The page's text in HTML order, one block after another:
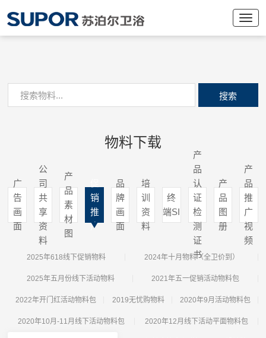
搜索
物料下载
广
告
画
面
公
司
共
享
资
料
产
品
素
材
图
销
推
广
品
牌
画
面
培
训
资
料
终
端SI
产
品
认
证
检
测
证
书
产
品
图
册
产
品
推
广
视
频
2025年618线下促销物料 2024年十月物料（全卫价到）
2025年五月份线下活动物料 2021年五一促销活动物料包
2022年开门红活动物料包 2019无忧购物料 2020年9月活动物料包
2020年10月-11月线下活动物料包 2020年12月线下活动平面物料包